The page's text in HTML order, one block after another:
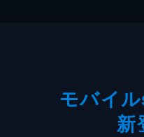
モバイ
新